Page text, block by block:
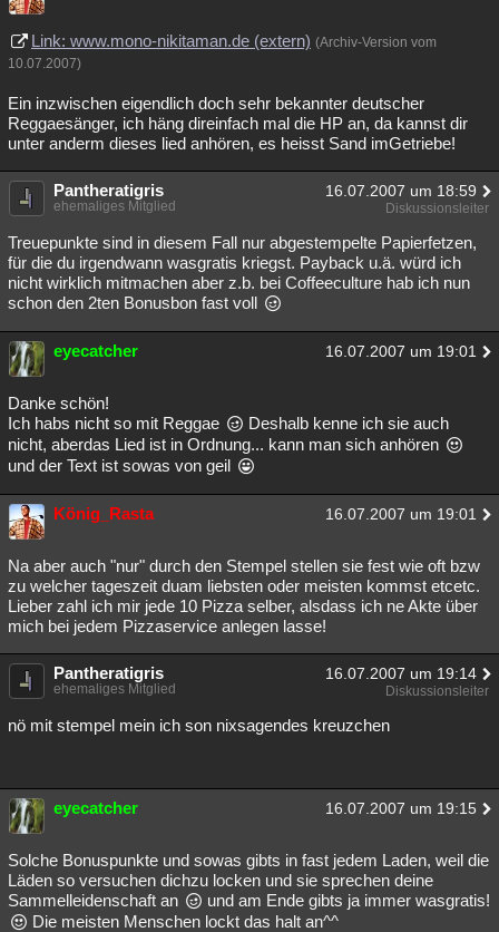
Link: www.mono-nikitaman.de (extern) (Archiv-Version vom
10.07.2007)
Ein inzwischen eigendlich doch sehr bekannter deutscher
Reggaesänger, ich häng direinfach mal die HP an, da kannst dir
unter anderm dieses lied anhören, es heisst Sand imGetriebe!
Pantheratigris 16.07.2007 um 18:59
ehemaliges Mitglied Diskussionsleiter
Treuepunkte sind in diesem Fall nur abgestempelte Papierfetzen,
für die du irgendwann wasgratis kriegst. Payback u.ä. würd ich
nicht wirklich mitmachen aber z.b. bei Coffeeculture hab ich nun
schon den 2ten Bonusbon fast voll
eyecatcher 16.07.2007 um 19:01
Danke schön!
Ich habs nicht so mit Reggae
Deshalb kenne ich sie auch
nicht, aberdas Lied ist in Ordnung... kann man sich anhören
und der Text ist sowas von geil
König_Rasta 16.07.2007 um 19:01
Na aber auch "nur" durch den Stempel stellen sie fest wie oft bzw
zu welcher tageszeit duam liebsten oder meisten kommst etcetc.
Lieber zahl ich mir jede 10 Pizza selber, alsdass ich ne Akte über
mich bei jedem Pizzaservice anlegen lasse!
Pantheratigris 16.07.2007 um 19:14
ehemaliges Mitglied Diskussionsleiter
nö mit stempel mein ich son nixsagendes kreuzchen
eyecatcher 16.07.2007 um 19:15
Solche Bonuspunkte und sowas gibts in fast jedem Laden, weil die
Läden so versuchen dichzu locken und sie sprechen deine
Sammelleidenschaft an
und am Ende gibts ja immer wasgratis!
Die meisten Menschen lockt das halt an^^